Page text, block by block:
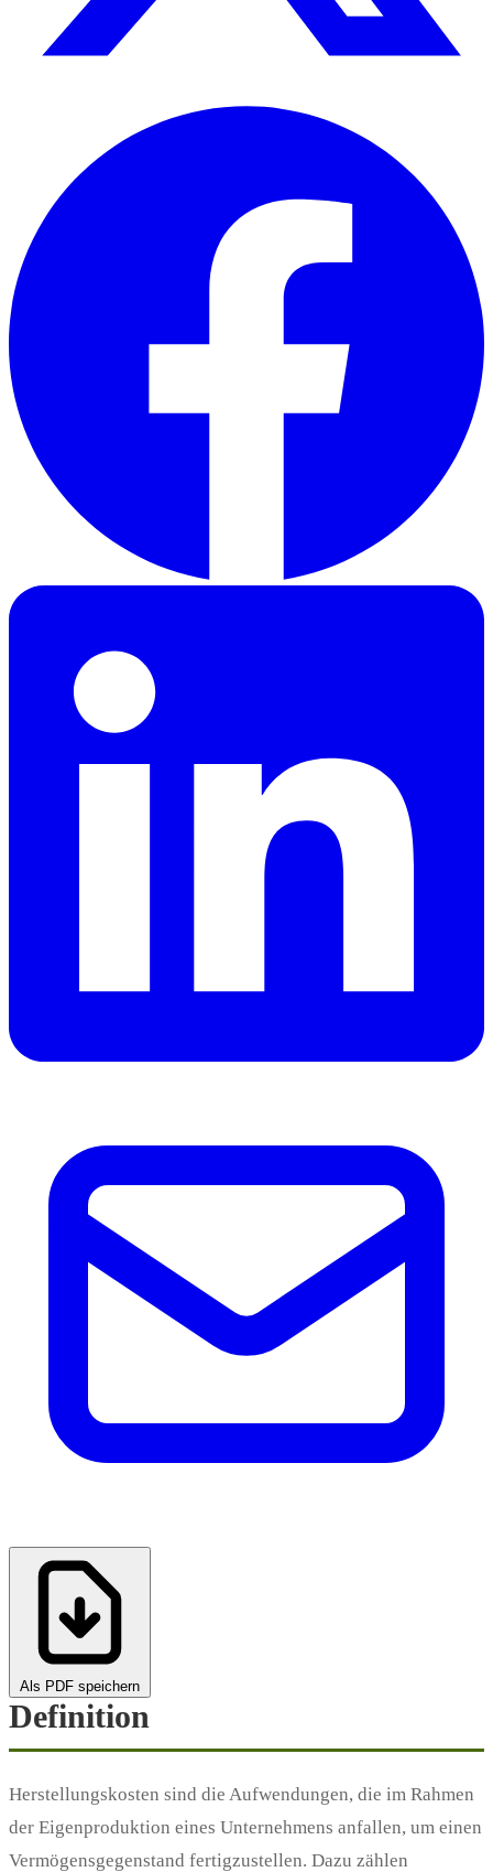
Als PDF speichern
Definition
Herstellungskosten sind die Aufwendungen, die im Rahmen
der Eigenproduktion eines Unternehmens anfallen, um einen
Vermögensgegenstand fertigzustellen. Dazu zählen